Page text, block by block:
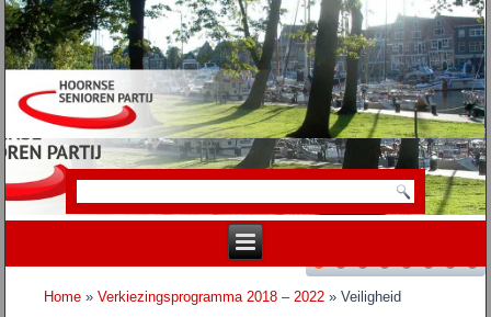
Home »Verkiezingsprogramma 2018 – 2022 » Veiligheid